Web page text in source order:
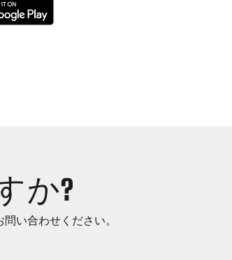
か?
い合わせください。